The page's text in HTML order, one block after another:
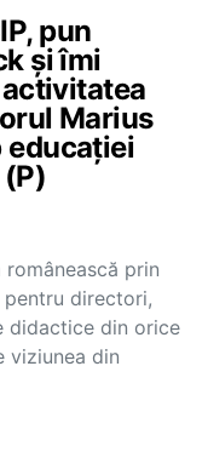
pun
și îmi
Marius
educației
prin
directori,
didactice din orice
viziunea din